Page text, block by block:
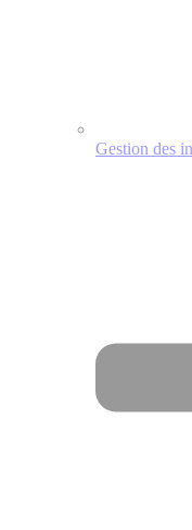
Gestion des